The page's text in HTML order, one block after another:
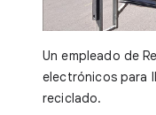
Un empleado de
electrónicos para
reciclado.